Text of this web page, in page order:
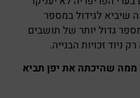
שיביא לגידול במספר
גדול יותר של תושבים
זכויות הבנייה.
שהיכתה את יפן תביא